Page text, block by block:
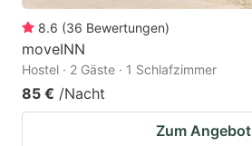
8.6 (36 Bewertungen)
moveINN
Hostel · 2 Gäste · 1 Schlafzimmer
85 € /Nacht
Zum Angebot